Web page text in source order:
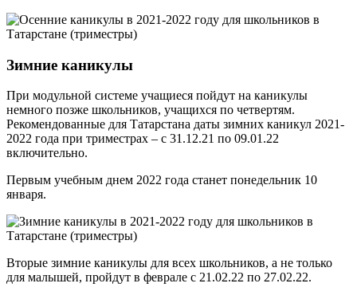
Зимние каникулы
При модульной системе учащиеся пойдут на каникулы
немного позже школьников, учащихся по четвертям.
Рекомендованные для Татарстана даты зимних каникул 2021-
2022 года при триместрах – с 31.12.21 по 09.01.22
включительно.
Первым учебным днем 2022 года станет понедельник 10
января.
Вторые зимние каникулы для всех школьников, а не только
для малышей, пройдут в феврале с 21.02.22 по 27.02.22.